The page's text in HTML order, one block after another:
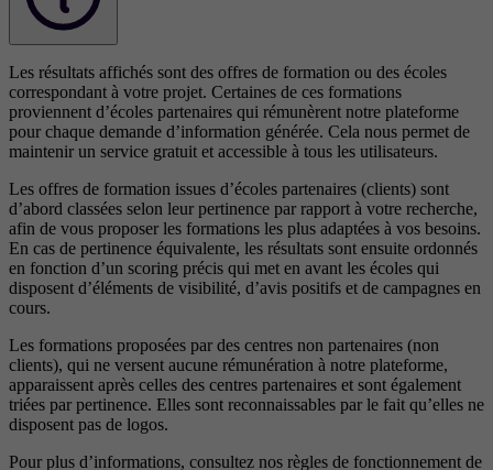
Les résultats affichés sont des offres de formation ou des écoles
correspondant à votre projet. Certaines de ces formations
proviennent d’écoles partenaires qui rémunèrent notre plateforme
pour chaque demande d’information générée. Cela nous permet de
maintenir un service gratuit et accessible à tous les utilisateurs.
Les offres de formation issues d’écoles partenaires (clients) sont
d’abord classées selon leur pertinence par rapport à votre recherche,
afin de vous proposer les formations les plus adaptées à vos besoins.
En cas de pertinence équivalente, les résultats sont ensuite ordonnés
en fonction d’un scoring précis qui met en avant les écoles qui
disposent d’éléments de visibilité, d’avis positifs et de campagnes en
cours.
Les formations proposées par des centres non partenaires (non
clients), qui ne versent aucune rémunération à notre plateforme,
apparaissent après celles des centres partenaires et sont également
triées par pertinence. Elles sont reconnaissables par le fait qu’elles ne
disposent pas de logos.
Pour plus d’informations, consultez nos règles de fonctionnement de